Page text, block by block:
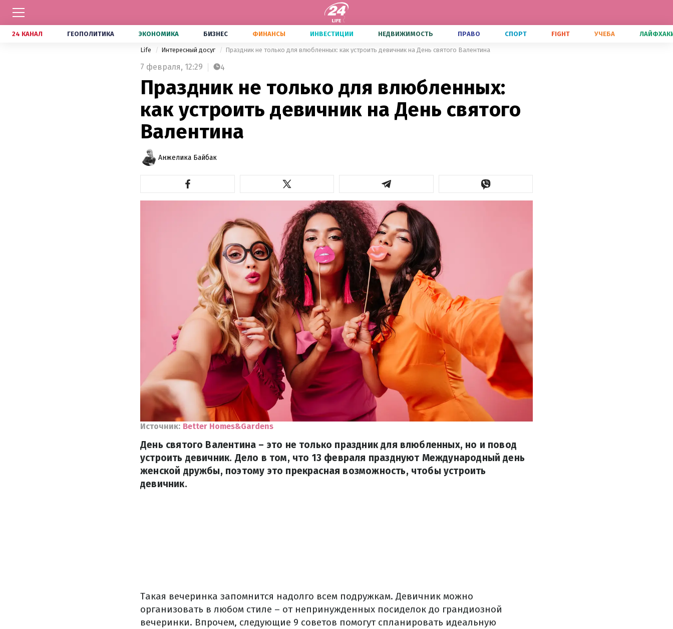
24 КАНАЛ ГЕОПОЛИТИКА ЭКОНОМИКА БИЗНЕС ФИНАНСЫ ИНВЕСТИЦИИ НЕДВИЖИМОСТЬ ПРАВО СПОРТ FIGHT УЧЕБА
Life Интересный досуг Праздник не только для влюбленных: как устроить девичник на День святого Валентина
7 февраля, 12:29 4
Праздник не только для влюбленных:
как устроить девичник на День святого
Валентина
Анжелика Байбак
Источник: Better Homes&Gardens
День святого Валентина – это не только праздник для влюбленных, но и повод
устроить девичник. Дело в том, что 13 февраля празднуют Международный день
женской дружбы, поэтому это прекрасная возможность, чтобы устроить
девичник.
Такая вечеринка запомнится надолго всем подружкам. Девичник можно
организовать в любом стиле – от непринужденных посиделок до грандиозной
вечеринки. Впрочем, следующие 9 советов помогут спланировать идеальную